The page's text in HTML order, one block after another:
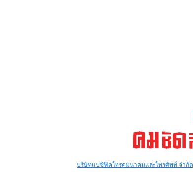
บริษัทแปซิฟิคโทรคมนาคมและโทรศัพท์ จำกัด